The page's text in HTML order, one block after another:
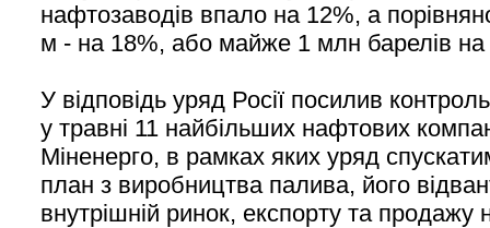
нафтозаводів впало на 12%, а
м - на 18%, або майже 1 млн барелів на
У відповідь уряд Росії посилив
у травні 11 найбільших нафтових
Міненерго, в рамках яких уряд
план з виробництва палива, його
внутрішній ринок, експорту та продажу